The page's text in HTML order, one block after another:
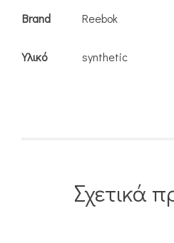
Brand Reebok
Υλικό synthetic
Σχετικά